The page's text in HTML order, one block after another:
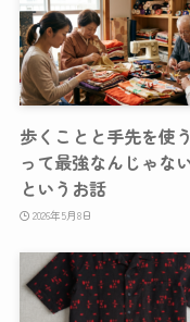
歩くことと手先を使
って最強なんじゃな
というお話
2026年5月8日